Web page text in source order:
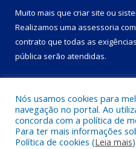
Muito mais que criar site ou
Realizamos uma assessoria
contrato que todas as
pública serão atendidas.
Todos os direitos reservados a
Nós usamos cookies para
navegação no portal. Ao
concorda com a política de
Para ter mais informações
Política de cookies (Leia mais